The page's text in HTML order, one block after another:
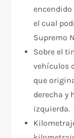
encendido
el cual
Supremo
Sobre el
vehículos
que
derecha y
izquierda.